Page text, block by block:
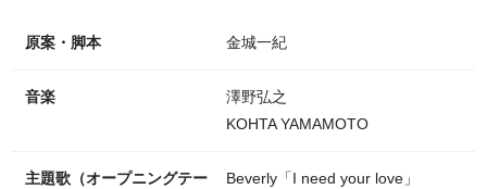
原案・脚本 金城一紀
音楽
澤野弘之
KOHTA YAMAMOTO
主題歌（オープニングテー
Beverly「I need your love」